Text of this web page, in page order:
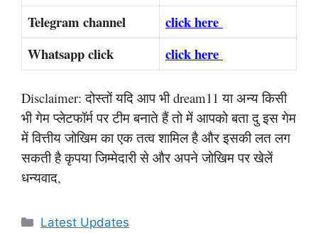
Telegram channel
click here
Whatsapp click
click here
Disclaimer: दोस्तों यदि आप भी dream11 या अन्य किसी
भी गेम प्लेटफॉर्म पर टीम बनाते हैं तो में आपको बता दु इस गेम
में वित्तीय जोखिम का एक तत्व शामिल है और इसकी लत लग
सकती है कृपया जिम्मेदारी से और अपने जोखिम पर खेलें
धन्यवाद,
Categories
Latest Updates